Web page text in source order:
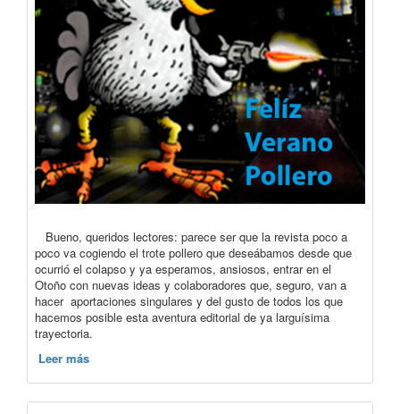
Bueno, queridos lectores: parece ser que la revista poco a
poco va cogiendo el trote pollero que deseábamos desde que
ocurrió el colapso y ya esperamos, ansiosos, entrar en el
Otoño con nuevas ideas y colaboradores que, seguro, van a
hacer aportaciones singulares y del gusto de todos los que
hacemos posible esta aventura editorial de ya larguísima
trayectoria.
Leer más